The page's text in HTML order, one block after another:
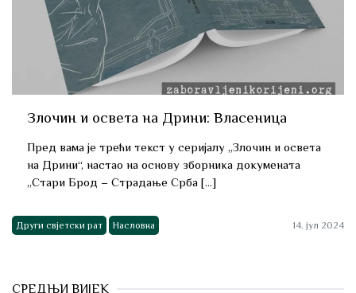
Злочин и освета на Дрини: Власеница
Пред вама је трећи текст у серијалу „Злочин и освета
на Дрини“, настао на основу зборника докумената
„Стари Брод – Страдање Срба […]
Други свјетски рат Насловна 14. јул 2024
СРЕДЊИ ВИЈЕК